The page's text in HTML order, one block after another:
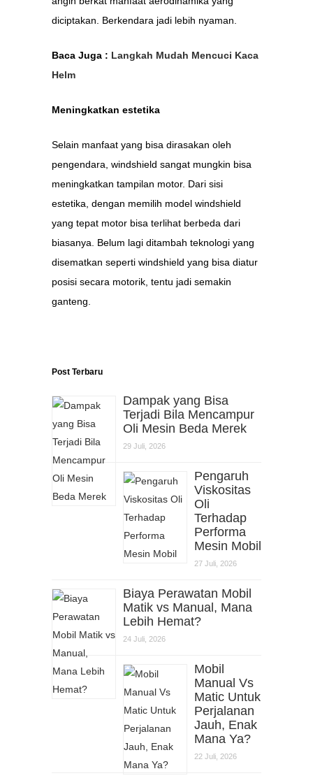
diciptakan. Berkendara jadi lebih nyaman.
Baca Juga : Langkah Mudah Mencuci Kaca
Helm
Meningkatkan estetika
Selain manfaat yang bisa dirasakan oleh
pengendara, windshield sangat mungkin bisa
meningkatkan tampilan motor. Dari sisi
estetika, dengan memilih model windshield
yang tepat motor bisa terlihat berbeda dari
biasanya. Belum lagi ditambah teknologi yang
disematkan seperti windshield yang bisa diatur
posisi secara motorik, tentu jadi semakin
ganteng.
Post Terbaru
Dampak yang Bisa
Terjadi Bila Mencampur
Oli Mesin Beda Merek
29 Juli, 2026
Pengaruh
Viskositas
Oli
Terhadap
Performa
Mesin Mobil
27 Juli, 2026
Biaya Perawatan Mobil
Matik vs Manual, Mana
Lebih Hemat?
24 Juli, 2026
Mobil
Manual Vs
Matic Untuk
Perjalanan
Jauh, Enak
Mana Ya?
22 Juli, 2026